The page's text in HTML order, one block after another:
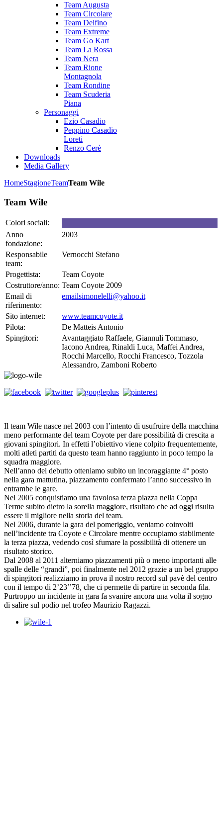
Team Augusta
Team Circolare
Team Delfino
Team Extreme
Team Go Kart
Team La Rossa
Team Nera
Team Rione
Montagnola
Team Rondine
Team Scuderia
Piana
Personaggi
Ezio Casadio
Peppino Casadio
Loreti
Renzo Cerè
Downloads
Media Gallery
HomeStagioneTeamTeam Wile
Team Wile
Colori sociali:
Anno
fondazione:
2003
Responsabile
team:
Vernocchi Stefano
Progettista:
Team Coyote
Costruttore/anno: Team Coyote 2009
Email di
riferimento:
emailsimonelelli@yahoo.it
Sito internet:
www.teamcoyote.it
Pilota:
De Matteis Antonio
Spingitori:
Avantaggiato Raffaele, Giannuli Tommaso,
Iacono Andrea, Rinaldi Luca, Maffei Andrea,
Rocchi Marcello, Rocchi Francesco, Tozzola
Alessandro, Zamboni Roberto
Il team Wile nasce nel 2003 con l’intento di usufruire della macchina
meno performante del team Coyote per dare possibilità di crescita a
giovani spingitori. In effetti l’obiettivo viene colpito frequentemente,
molti atleti partiti da questo team hanno raggiunto in poco tempo la
squadra maggiore.
Nell’anno del debutto otteniamo subito un incoraggiante 4° posto
nella gara mattutina, piazzamento confermato l’anno successivo in
entrambe le gare.
Nel 2005 conquistiamo una favolosa terza piazza nella Coppa
Terme subito dietro la sorella maggiore, risultato che ad oggi risulta
essere il migliore nella storia del team.
Nel 2006, durante la gara del pomeriggio, veniamo coinvolti
nell’incidente tra Coyote e Circolare mentre occupiamo stabilmente
la terza piazza, vedendo così sfumare la possibilità di ottenere un
risultato storico.
Dal 2008 al 2011 alterniamo piazzamenti più o meno importanti alle
spalle delle “grandi”, poi finalmente nel 2012 grazie a un bel gruppo
di spingitori realizziamo in prova il nostro record sul pavè del centro
con il tempo di 2’23’’78, che ci permette di partire in seconda fila.
Purtroppo un incidente in gara fa svanire ancora una volta il sogno
di salire sul podio nel trofeo Maurizio Ragazzi.